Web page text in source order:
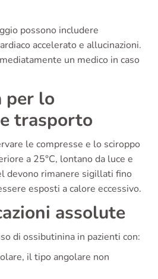
possono includere
accelerato e allucinazioni.
un medico in caso
per lo
trasporto
le compresse e lo sciroppo
a 25°C, lontano da luce e
devono rimanere sigillati fino
esposti a calore eccessivo.
assolute
di ossibutinina in pazienti con:
il tipo angolare non